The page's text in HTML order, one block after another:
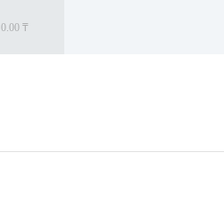
0.00 ₸